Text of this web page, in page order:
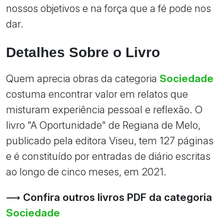
nossos objetivos e na força que a fé pode nos
dar.
Detalhes Sobre o Livro
Quem aprecia obras da categoria Sociedade
costuma encontrar valor em relatos que
misturam experiência pessoal e reflexão. O
livro "A Oportunidade" de Regiana de Melo,
publicado pela editora Viseu, tem 127 páginas
e é constituído por entradas de diário escritas
ao longo de cinco meses, em 2021.
⟶ Confira outros livros PDF da categoria
Sociedade